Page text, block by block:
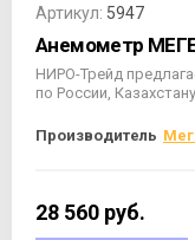
Артикул: 5947
Анемометр
НИРО-Трейд
по России,
Производитель
28 560 руб.